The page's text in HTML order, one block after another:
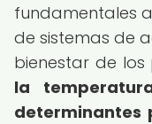
fundamentales
de sistemas de
bienestar de los
la
determinantes